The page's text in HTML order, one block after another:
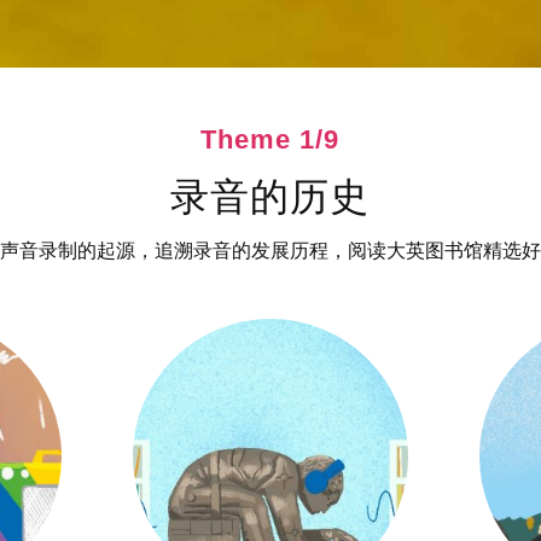
Theme 1/9
录音的历史
音录制的起源，追溯录音的发展历程，阅读大英图书馆精选